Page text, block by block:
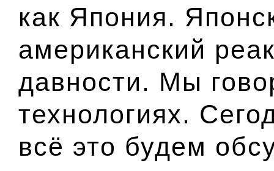
как Япония.
американский
давности. Мы
технологиях.
всё это будем